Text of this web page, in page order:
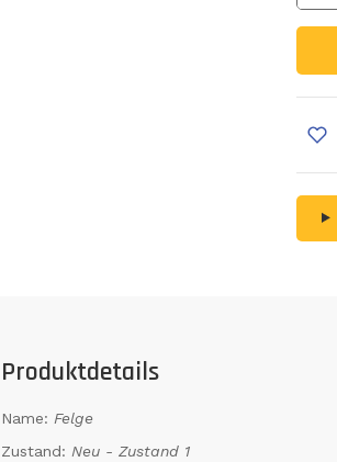
Produktdetails
Name: Felge
Zustand: Neu - Zustand 1